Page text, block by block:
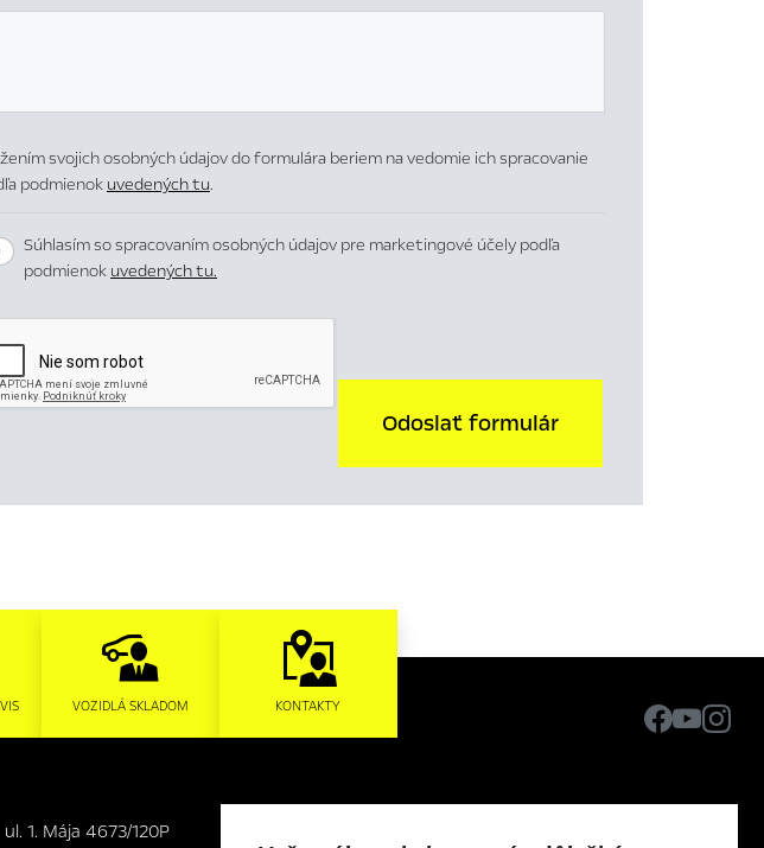
svojich osobných údajov do formulára beriem na vedomie ich spracovanie
podmienok uvedených tu.
Súhlasím so spracovaním osobných údajov pre marketingové účely podľa
podmienok uvedených tu.
Odoslať formulár
VOZIDLÁ SKLADOM KONTAKTY
ul. 1. Mája 4673/120P